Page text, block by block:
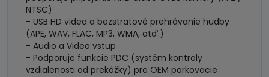
NTSC)
- USB HD videa a bezstratové prehrávanie hudby
(APE, WAV, FLAC, MP3, WMA, atď.)
- Audio a Video vstup
- Podporuje funkcie PDC (systém kontroly
vzdialenosti od prekážky) pre OEM parkovacie